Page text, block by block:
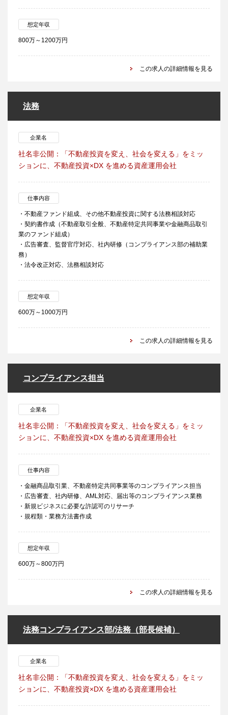
想定年収
800万～1200万円
この求人の詳細情報を見る
法務
企業名
社名非公開：「不動産投資を変え、社会を変える」をミッ
ションに、不動産投資×DX を進める資産運用会社
仕事内容
・不動産ファンド組成、その他不動産投資に関する法務相談対応
・契約書作成（不動産取引全般、不動産特定共同事業や金融商品取引
業のファンド組成）
・広告審査、監督官庁対応、社内研修（コンプライアンス部の補助業
務）
・法令改正対応、法務相談対応
想定年収
600万～1000万円
この求人の詳細情報を見る
コンプライアンス担当
企業名
社名非公開：「不動産投資を変え、社会を変える」をミッ
ションに、不動産投資×DX を進める資産運用会社
仕事内容
・金融商品取引業、不動産特定共同事業等のコンプライアンス担当
・広告審査、社内研修、AML対応、届出等のコンプライアンス業務
・新規ビジネスに必要な許認可のリサーチ
・規程類・業務方法書作成
想定年収
600万～800万円
この求人の詳細情報を見る
法務コンプライアンス部/法務（部長候補）
企業名
社名非公開：「不動産投資を変え、社会を変える」をミッ
ションに、不動産投資×DX を進める資産運用会社